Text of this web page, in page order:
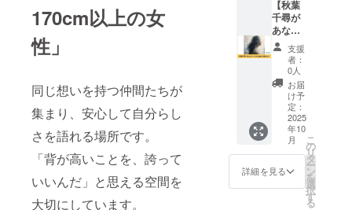
170cm以上の女
性」
同じ想いを持つ仲間たちが
集まり、安心して自分らし
さを語れる場所です。
「背が高いことを、誇って
いいんだ」と思える空間を
大切にしています。
連絡さ
せてい
ただき
ます。
※有効期
限は
2025年
10月か
ら1年間
です。
ただき
ます。
ミスコ
ンセミ
ファイ
ナリス
トの秋
葉千尋
とグラ
ンデ会
メン
バーが
あなた
のイベ
ントを
盛り上
【秋葉
千尋が
あなた
のため
に油絵
を描き
ます】
画家で
もある
秋葉千
尋があ
なたの
イメー
ジをお
伺いし
て、油
支援
者：
0人
お届
け予
定：
2025
年10
月
詳細を見る
こ
の
リ
タ
ー
ン
を
選
択
す
る